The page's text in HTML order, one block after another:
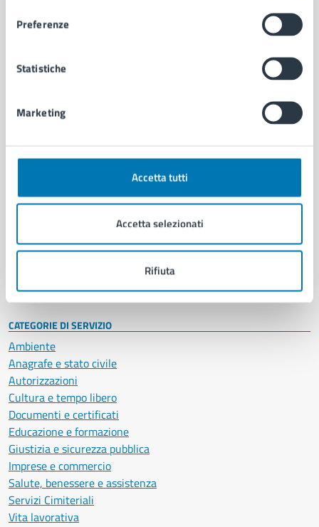
Preferenze
Statistiche
Marketing
Accetta tutti
Accetta selezionati
Rifiuta
Comune di Napoli
AMMINISTRAZIONE
Organi di governo
Enti e fondazioni
Personale amministrativo
Intranet, posta aziendale e protocollo
CATEGORIE DI SERVIZIO
Ambiente
Anagrafe e stato civile
Autorizzazioni
Cultura e tempo libero
Documenti e certificati
Educazione e formazione
Giustizia e sicurezza pubblica
Imprese e commercio
Salute, benessere e assistenza
Servizi Cimiteriali
Vita lavorativa